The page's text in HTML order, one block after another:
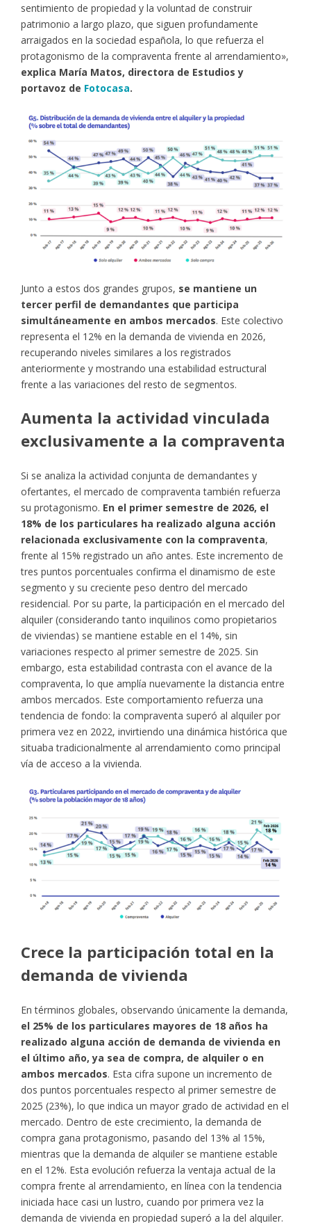
sentimiento de propiedad y la voluntad de construir
patrimonio a largo plazo, que siguen profundamente
arraigados en la sociedad española, lo que refuerza el
protagonismo de la compraventa frente al arrendamiento»,
explica María Matos, directora de Estudios y
portavoz de Fotocasa.
Junto a estos dos grandes grupos, se mantiene un
tercer perfil de demandantes que participa
simultáneamente en ambos mercados. Este colectivo
representa el 12% en la demanda de vivienda en 2026,
recuperando niveles similares a los registrados
anteriormente y mostrando una estabilidad estructural
frente a las variaciones del resto de segmentos.
Aumenta la actividad vinculada
exclusivamente a la compraventa
Si se analiza la actividad conjunta de demandantes y
ofertantes, el mercado de compraventa también refuerza
su protagonismo. En el primer semestre de 2026, el
18% de los particulares ha realizado alguna acción
relacionada exclusivamente con la compraventa,
frente al 15% registrado un año antes. Este incremento de
tres puntos porcentuales confirma el dinamismo de este
segmento y su creciente peso dentro del mercado
residencial. Por su parte, la participación en el mercado del
alquiler (considerando tanto inquilinos como propietarios
de viviendas) se mantiene estable en el 14%, sin
variaciones respecto al primer semestre de 2025. Sin
embargo, esta estabilidad contrasta con el avance de la
compraventa, lo que amplía nuevamente la distancia entre
ambos mercados. Este comportamiento refuerza una
tendencia de fondo: la compraventa superó al alquiler por
primera vez en 2022, invirtiendo una dinámica histórica que
situaba tradicionalmente al arrendamiento como principal
vía de acceso a la vivienda.
Crece la participación total en la
demanda de vivienda
En términos globales, observando únicamente la demanda,
el 25% de los particulares mayores de 18 años ha
realizado alguna acción de demanda de vivienda en
el último año, ya sea de compra, de alquiler o en
ambos mercados. Esta cifra supone un incremento de
dos puntos porcentuales respecto al primer semestre de
2025 (23%), lo que indica un mayor grado de actividad en el
mercado. Dentro de este crecimiento, la demanda de
compra gana protagonismo, pasando del 13% al 15%,
mientras que la demanda de alquiler se mantiene estable
en el 12%. Esta evolución refuerza la ventaja actual de la
compra frente al arrendamiento, en línea con la tendencia
iniciada hace casi un lustro, cuando por primera vez la
demanda de vivienda en propiedad superó a la del alquiler.